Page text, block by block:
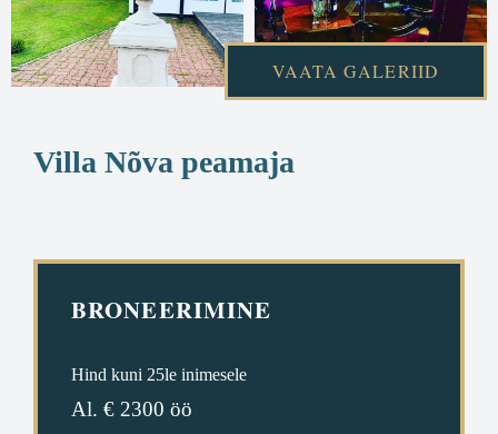
VAATA GALERIID
Villa Nõva peamaja
BRONEERIMINE
Hind kuni 25le inimesele
Al. € 2300 öö